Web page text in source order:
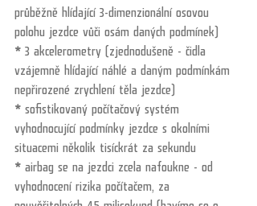
průběžně hlídající 3-dimenzionální osovou
polohu jezdce vůči osám daných podmínek)
* 3 akcelerometry (zjednodušeně - čidla
vzájemně hlídající náhlé a daným podmínkám
nepřirozené zrychlení těla jezdce)
* sofistikovaný počítačový systém
vyhodnocující podmínky jezdce s okolními
situacemi několik tisíckrát za sekundu
* airbag se na jezdci zcela nafoukne - od
vyhodnocení rizika počítačem, za